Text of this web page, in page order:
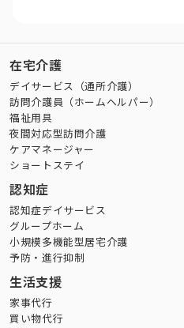
在宅介護
デイサービス（通所介護）
訪問介護員（ホームヘルパー）
福祉用具
夜間対応型訪問介護
ケアマネージャー
ショートステイ
認知症
認知症デイサービス
グループホーム
小規模多機能型居宅介護
予防・進行抑制
生活支援
家事代行
買い物代行